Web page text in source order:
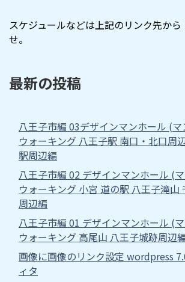
スケジュールなどは上記のリンク先から
せ。
最新の投稿
八王子市編 03デザインマンホール (
ウォーキング 八王子駅 南口・北口周
駅周辺編
八王子市編 02 デザインマンホール (
ウォーキング 小宮 道の駅 八王子滝山
周辺編
八王子市編 01 デザインマンホール (
ウォーキング 高尾山 八王子城跡周辺
画像に画像のリンク設定 wordpress
ィタ